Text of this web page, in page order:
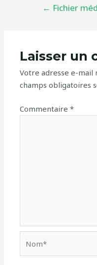
← Fichier
Laisser un
Votre adresse e-mail
champs obligatoires
Commentaire*